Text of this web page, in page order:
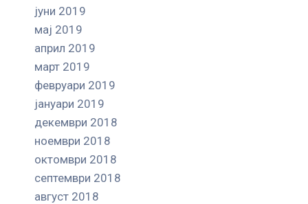
јуни 2019
мај 2019
април 2019
март 2019
февруари 2019
јануари 2019
декември 2018
ноември 2018
октомври 2018
септември 2018
август 2018